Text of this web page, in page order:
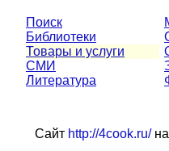
Поиск
Библиотеки
Товары и услуги
СМИ
Литература
Сайт http://4cook.ru/